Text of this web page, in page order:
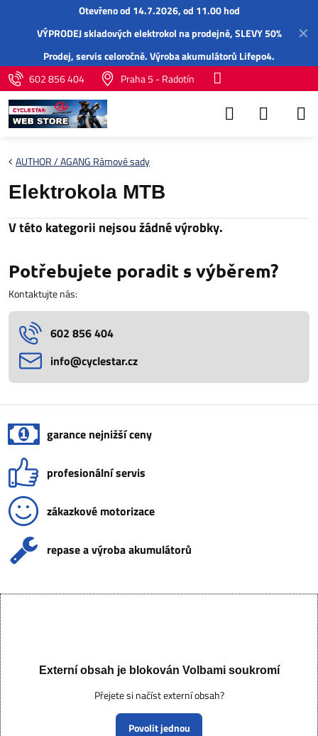
✕
Otevřeno od 14.7.2026, od 11.00 hod
VÝPRODEJ skladových elektrokol na prodejně, SLEVY 50%
Prodej,servisceloročně.Výroba akumulátorů Lifepo4.
602 856 404
Praha 5 - Radotín
AUTHOR / AGANG Rámové sady
Elektrokola MTB
Potřebujete poradit s výběrem?
Kontaktujte nás:
602 856 404
info​@cyclestar​.cz
garance nejnižší ceny
profesionální servis
zákazkové motorizace
repase a výroba akumulátorů
Externí obsah je blokován Volbami soukromí
Přejete si načíst externí obsah?
Povolit jednou